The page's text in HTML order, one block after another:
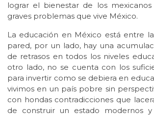
lograr el bienestar de los
graves problemas que vive México.
La educación en México está entre
pared, por un lado, hay una
de retrasos en todos los niveles
otro lado, no se cuenta con los
para invertir como se debiera en
vivimos en un país pobre sin
con hondas contradicciones que
de construir un estado modernos y